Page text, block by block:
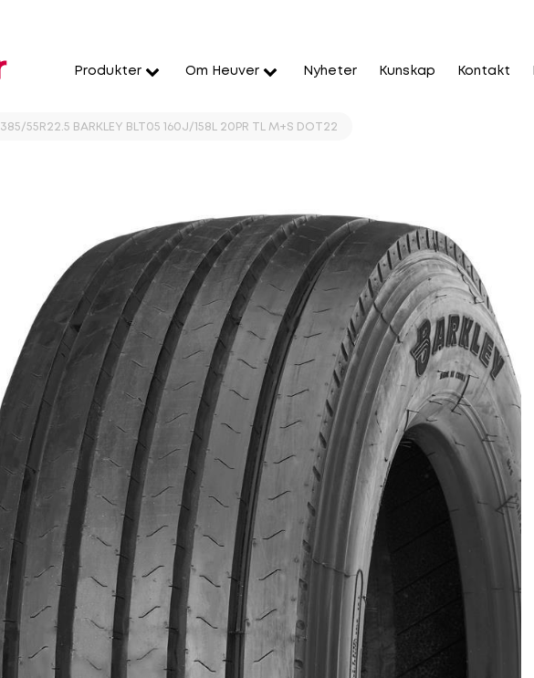
Produkter Om Heuver Nyheter Kunskap Kontakt
385/55R22.5 BARKLEY BLT05 160J/158L 20PR TL M+S DOT22